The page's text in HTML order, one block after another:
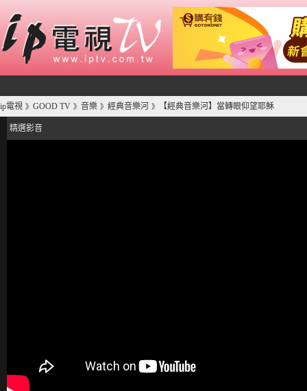
ip電視 》 GOOD TV 》 音樂 》 經典音樂河 》 【經典音樂河】當轉眼仰望耶穌
精選影音